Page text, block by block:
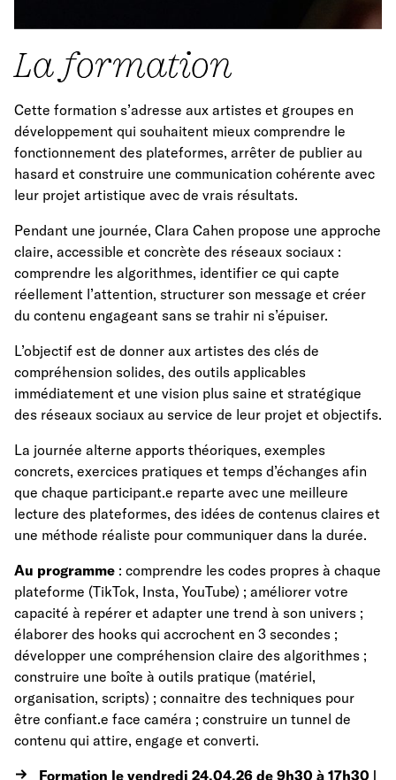
La formation
Cette formation s’adresse aux artistes et groupes en
développement qui souhaitent mieux comprendre le
fonctionnement des plateformes, arrêter de publier au
hasard et construire une communication cohérente avec
leur projet artistique avec de vrais résultats.
Pendant une journée, Clara Cahen propose une approche
claire, accessible et concrète des réseaux sociaux :
comprendre les algorithmes, identifier ce qui capte
réellement l’attention, structurer son message et créer
du contenu engageant sans se trahir ni s’épuiser.
L’objectif est de donner aux artistes des clés de
compréhension solides, des outils applicables
immédiatement et une vision plus saine et stratégique
des réseaux sociaux au service de leur projet et objectifs.
La journée alterne apports théoriques, exemples
concrets, exercices pratiques et temps d’échanges afin
que chaque participant.e reparte avec une meilleure
lecture des plateformes, des idées de contenus claires et
une méthode réaliste pour communiquer dans la durée.
Au programme : comprendre les codes propres à chaque
plateforme (TikTok, Insta, YouTube) ; améliorer votre
capacité à repérer et adapter une trend à son univers ;
élaborer des hooks qui accrochent en 3 secondes ;
développer une compréhension claire des algorithmes ;
construire une boîte à outils pratique (matériel,
organisation, scripts) ; connaitre des techniques pour
être confiant.e face caméra ; construire un tunnel de
contenu qui attire, engage et converti.
Formation le vendredi 24.04.26 de 9h30 à 17h30 |